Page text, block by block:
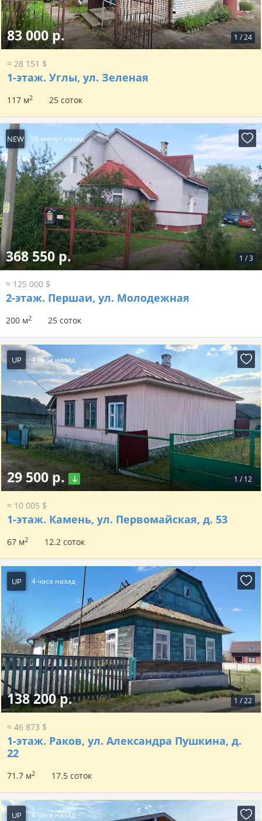
1 /24
83 000 р.
≈ 28 151 $
1-этаж. Углы, ул. Зеленая
117 м2 25 соток
NEW 56 минут назад
1 /3
368 550 р.
≈ 125 000 $
2-этаж. Першаи, ул. Молодежная
200 м2 25 соток
UP 4 часа назад
1 / 12
29 500 р.
≈ 10 005 $
1-этаж. Камень, ул. Первомайская, д. 53
67 м2 12.2 соток
UP 4 часа назад
1 /22
138 200 р.
≈ 46 873 $
1-этаж. Раков, ул. Александра Пушкина, д.
22
71.7 м2 17.5 соток
UP 4 часа назад